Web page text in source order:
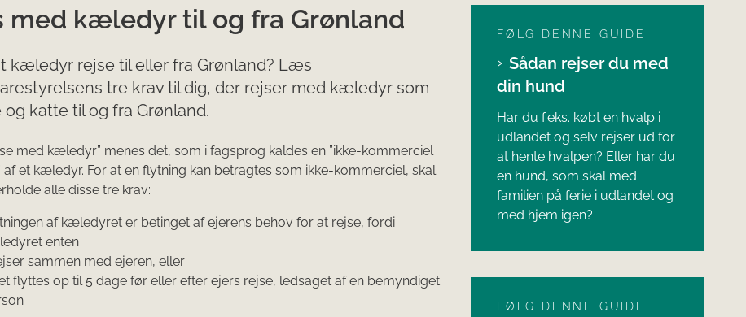
med kæledyr til og fra Grønland
kæledyr rejse til eller fra Grønland? Læs
tre krav til dig, der rejser med kæledyr som
og katte til og fra Grønland.
med kæledyr” menes d​​et, som i fagsprog kaldes en ”ikke-kommerciel
af et kæledyr. For at en flytning kan betragtes som ikke-kommer​ciel, skal
alle disse tre krav:
af kæledyret er betinget af ejerens behov for at rejse, fordi
enten
sammen med ejeren, eller
flyttes op til 5 dage før eller efter ejers rejse, ledsaget af en bemyndiget
FØLG DENNE GUIDE
Sådan rejser du med
din hund
Har du f.eks. købt en hvalp i
udlandet og selv rejser ud for
at hente hvalpen? Eller har du
en hund, som skal med
familien på ferie i udlandet og
med hjem igen?
FØLG DENNE GUIDE